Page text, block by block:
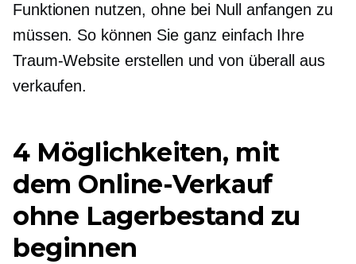
Funktionen nutzen, ohne bei Null anfangen zu
müssen. So können Sie ganz einfach Ihre
Traum-Website erstellen und von überall aus
verkaufen.
4 Möglichkeiten, mit
dem Online-Verkauf
ohne Lagerbestand zu
beginnen